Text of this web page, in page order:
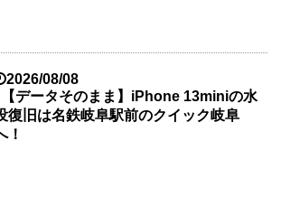
2026/08/08
【データそのまま】iPhone 13miniの水
復旧は名鉄岐阜駅前のクイック岐阜
！